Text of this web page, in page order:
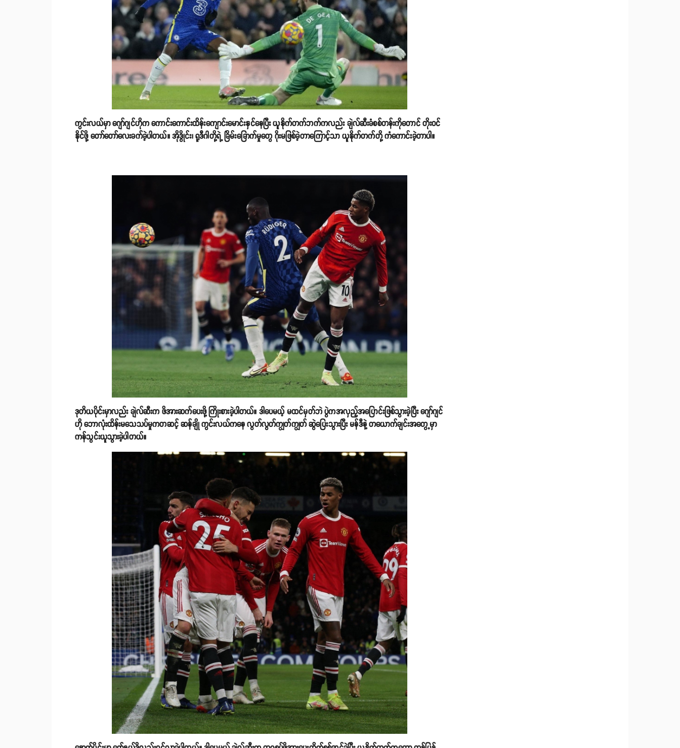
ကွင်းလယ်မှာ ဂျော်ဂျင်ဟိုက ကောင်းကောင်းထိန်းကျောင်းမောင်းနှင်နေပြီး ယူနိုက်တက်ဘက်ကလည်း ချဲလ်ဆီးခံစစ်တန်းကိုတောင် တိုးဝင်
နိုင်ဖို့ တော်တော်လေးခက်ခဲ့ပါတယ်။ အိုဒွိုင်း၊ ရူဒီဂါတို့ရဲ့ ခြိမ်းခြောက်မှုတွေ ဂိုးမဖြစ်ခဲ့တာကြောင့်သာ ယူနိုက်တက်တို့ ကံကောင်းခဲ့တာပါ။
ဒုတိယပိုင်းမှာလည်း ချဲလ်ဆီးက ဖိအားဆက်ပေးဖို့ ကြိုးစားခဲ့ပါတယ်။ ဒါပေမယ့် မထင်မှတ်ဘဲ ပွဲကအလှည့်အပြောင်းဖြစ်သွားခဲ့ပြီး ဂျော်ဂျင်
ဟို ဘောလုံးထိန်းမသေသပ်မှုကတဆင့် ဆန်ချို ကွင်းလယ်ကနေ လွတ်လွတ်ကျွတ်ကျွတ် ဆွဲပြေးသွားပြီး မန်ဒီနဲ့ တယောက်ချင်းအတွေ့မှာ
ကန်သွင်းယူသွားခဲ့ပါတယ်။